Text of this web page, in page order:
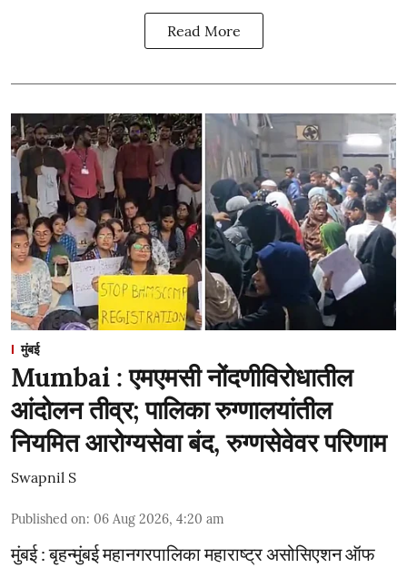
Read More
मुंबई
Mumbai : एमएमसी नोंदणीविरोधातील
आंदोलन तीव्र; पालिका रुग्णालयांतील
नियमित आरोग्यसेवा बंद, रुग्णसेवेवर परिणाम
Swapnil S
Published on: 06 Aug 2026, 4:20 am
मुंबई : बृहन्मुंबई महानगरपालिका महाराष्ट्र असोसिएशन ऑफ